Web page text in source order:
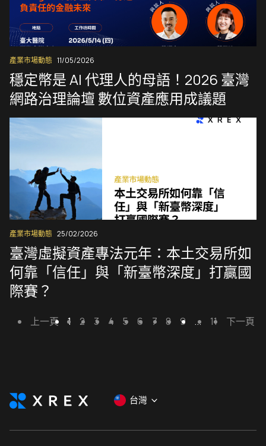
產業市場動態 11/05/2026
穩定幣是 AI 代理人的母語！2026 臺灣
網路治理論壇 數位資產應用成議題
產業市場動態 25/02/2026
臺灣虛擬資產專法元年：本土交易所如
何靠「信任」與「新臺幣深度」打贏國
際賽？
上一頁 1 2 3 4 5 6 7 8 9 ... 11 下一頁
台灣